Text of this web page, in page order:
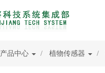
产品中心 植物传感器